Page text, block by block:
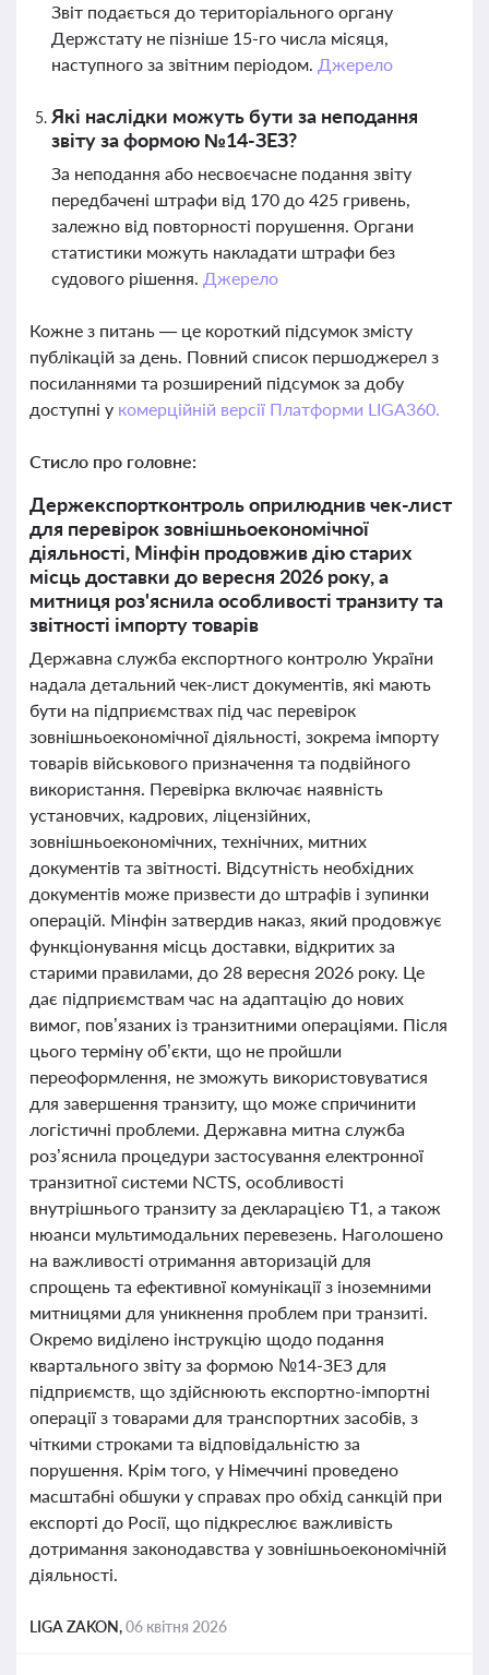
Звіт подається до територіального органу
Держстату не пізніше 15-го числа місяця,
наступного за звітним періодом. Джерело
Які наслідки можуть бути за неподання
звіту за формою №14-ЗЕЗ?
За неподання або несвоєчасне подання звіту
передбачені штрафи від 170 до 425 гривень,
залежно від повторності порушення. Органи
статистики можуть накладати штрафи без
судового рішення. Джерело
Кожне з питань — це короткий підсумок змісту
публікацій за день. Повний список першоджерел з
посиланнями та розширений підсумок за добу
доступні у комерційній версії Платформи LIGA360.
Стисло про головне:
Держекспортконтроль оприлюднив чек-лист
для перевірок зовнішньоекономічної
діяльності, Мінфін продовжив дію старих
місць доставки до вересня 2026 року, а
митниця роз'яснила особливості транзиту та
звітності імпорту товарів
Державна служба експортного контролю України
надала детальний чек-лист документів, які мають
бути на підприємствах під час перевірок
зовнішньоекономічної діяльності, зокрема імпорту
товарів військового призначення та подвійного
використання. Перевірка включає наявність
установчих, кадрових, ліцензійних,
зовнішньоекономічних, технічних, митних
документів та звітності. Відсутність необхідних
документів може призвести до штрафів і зупинки
операцій. Мінфін затвердив наказ, який продовжує
функціонування місць доставки, відкритих за
старими правилами, до 28 вересня 2026 року. Це
дає підприємствам час на адаптацію до нових
вимог, пов’язаних із транзитними операціями. Після
цього терміну об’єкти, що не пройшли
переоформлення, не зможуть використовуватися
для завершення транзиту, що може спричинити
логістичні проблеми. Державна митна служба
роз’яснила процедури застосування електронної
транзитної системи NCTS, особливості
внутрішнього транзиту за декларацією Т1, а також
нюанси мультимодальних перевезень. Наголошено
на важливості отримання авторизацій для
спрощень та ефективної комунікації з іноземними
митницями для уникнення проблем при транзиті.
Окремо виділено інструкцію щодо подання
квартального звіту за формою №14-ЗЕЗ для
підприємств, що здійснюють експортно-імпортні
операції з товарами для транспортних засобів, з
чіткими строками та відповідальністю за
порушення. Крім того, у Німеччині проведено
масштабні обшуки у справах про обхід санкцій при
експорті до Росії, що підкреслює важливість
дотримання законодавства у зовнішньоекономічній
діяльності.
LIGA ZAKON,06 квітня 2026